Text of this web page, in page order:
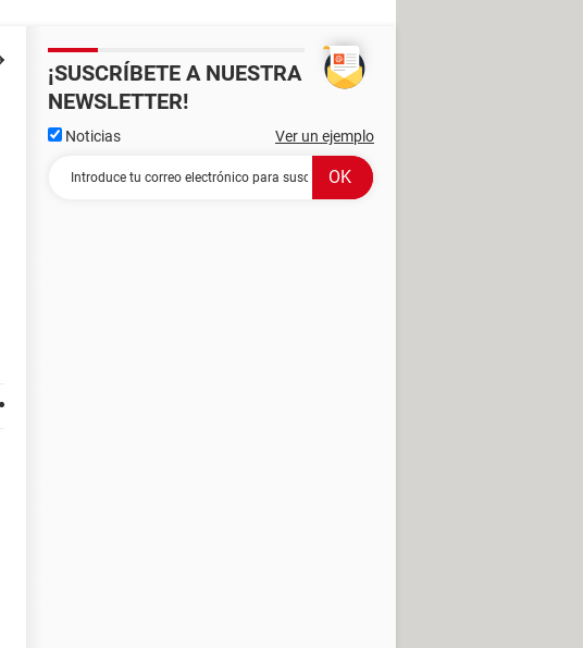
¡SUSCRÍBETE A NUESTRA
NEWSLETTER!
Noticias Ver un ejemplo